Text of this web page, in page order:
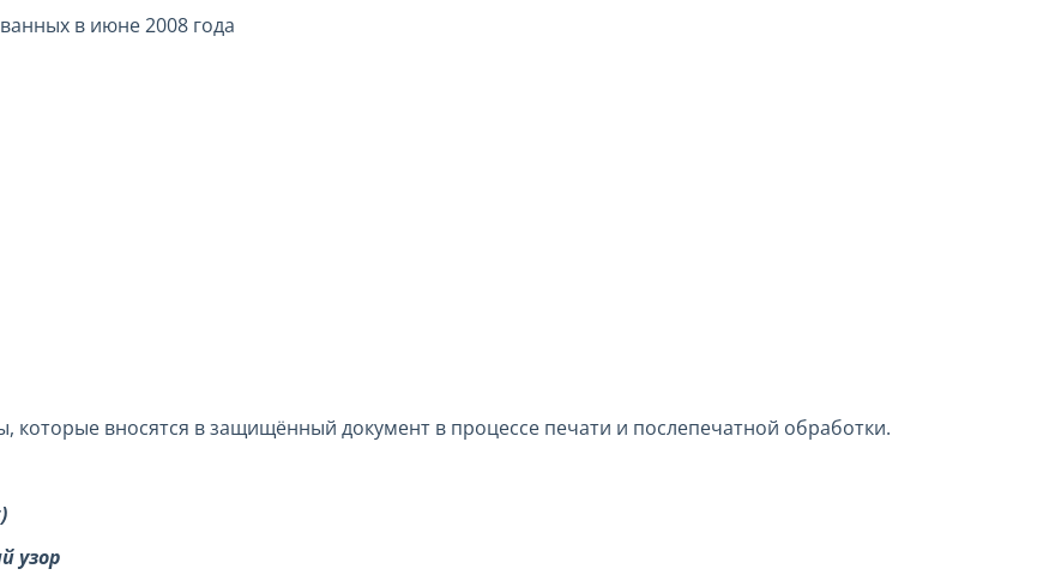
в июне 2008 года
которые вносятся в защищённый документ в процессе печати и послепечатной обработки.
узор